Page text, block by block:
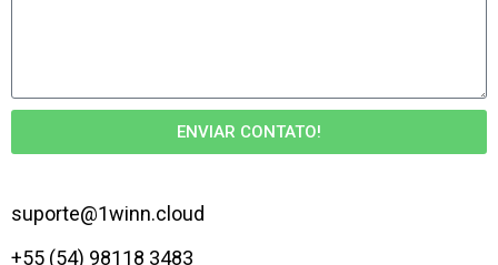
ENVIAR CONTATO!
suporte@1winn.cloud
+55 (54) 98118 3483